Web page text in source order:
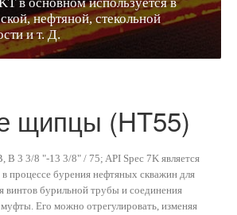
нефтяной, стекольной
и т. Д.
щипцы (HT55)
3 3/8 "-13 3/8" / 75; API Spec 7K является
процессе бурения нефтяных скважин для
винтов бурильной трубы и соединения
Его можно отрегулировать, изменяя